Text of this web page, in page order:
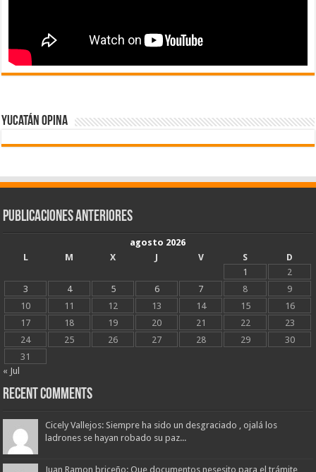
Yucatán Opina
Publicaciones Anteriores
agosto 2026
L
M X J V S
D
1
2
3
4 5 6 7 8
9
10
11 12 13 14 15
16
17
18 19 20 21 22
23
24
25 26 27 28 29
30
31
« Jul
Recent Comments
Cicely Vallejos: Siempre ha sido un desgraciado , ojalá los
ladrones se hayan robado su paz...
Juan Ramon briceño: Que documentos nesesito para el trámite